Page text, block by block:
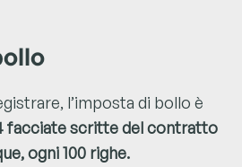
l’imposta di bollo è
facciate scritte del contratto
ogni 100 righe.